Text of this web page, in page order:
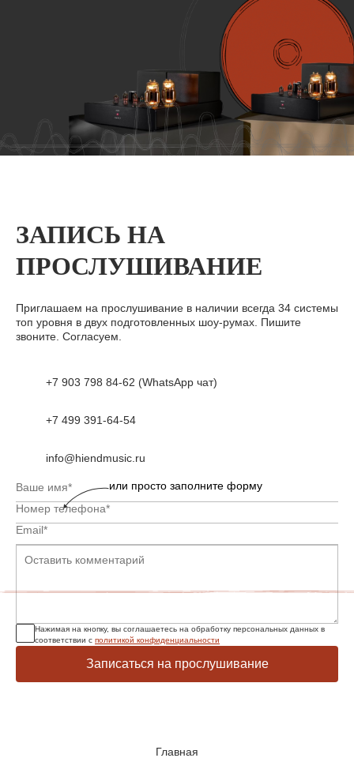
ЗАПИСЬ НА
ПРОСЛУШИВАНИЕ
Приглашаем на прослушивание в наличии всегда 34 системы
топ уровня в двух подготовленных шоу-румах. Пишите
звоните. Согласуем.
+7 903 798 84-62 (WhatsApp чат)
+7 499 391-64-54
info@hiendmusic.ru
Нажимая на кнопку, вы соглашаетесь на обработку персональных данных в
соответствии с политикой конфиденциальности
Записаться на прослушивание
или просто заполните форму
Главная